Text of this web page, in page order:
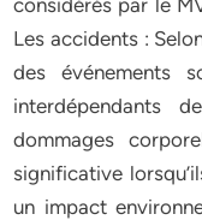
considérés par le
Les accidents :
des événements
interdépendants
dommages
significative
un impact